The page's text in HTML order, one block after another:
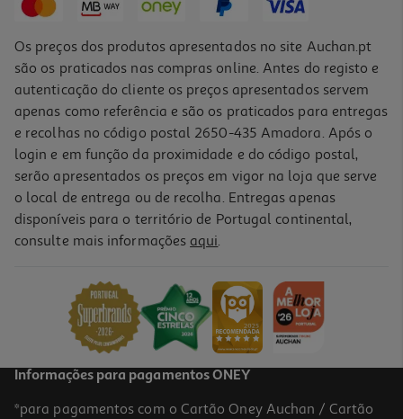
Máq De Barbear Gillette Labs Corpo Bg5
69,99 €
Os preços dos produtos apresentados no site Auchan.pt
são os praticados nas compras online. Antes do registo e
autenticação do cliente os preços apresentados servem
apenas como referência e são os praticados para entregas
e recolhas no código postal 2650-435 Amadora. Após o
login e em função da proximidade e do código postal,
serão apresentados os preços em vigor na loja que serve
o local de entrega ou de recolha. Entregas apenas
disponíveis para o território de Portugal continental,
consulte mais informações aqui.
Informações para pagamentos ONEY
*para pagamentos com o Cartão Oney Auchan / Cartão